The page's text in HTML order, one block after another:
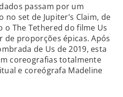
passam por um
set de Jupiter’s Claim, de
o The Tethered do filme Us
de proporções épicas. Após
de Us de 2019, esta
coreografias totalmente
e coreógrafa Madeline